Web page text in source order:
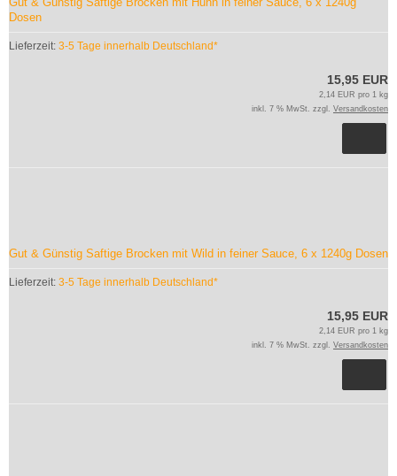
Dosen
Lieferzeit: 3-5 Tage innerhalb Deutschland*
15,95 EUR
2,14 EUR pro 1 kg
inkl. 7 % MwSt. zzgl. Versandkosten
Gut & Günstig Saftige Brocken mit Wild in feiner Sauce, 6 x 1240g Dosen
Lieferzeit: 3-5 Tage innerhalb Deutschland*
15,95 EUR
2,14 EUR pro 1 kg
inkl. 7 % MwSt. zzgl. Versandkosten